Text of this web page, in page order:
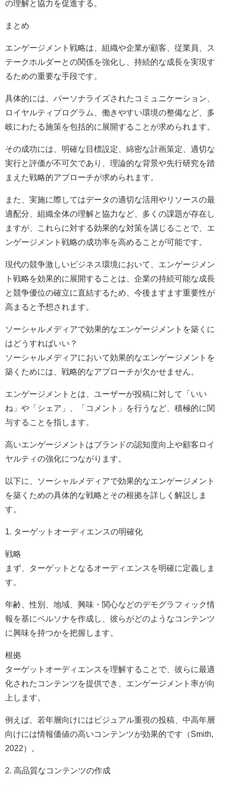
の理解と協力を促進する。
まとめ
エンゲージメント戦略は、組織や企業が顧客、従業員、ス
テークホルダーとの関係を強化し、持続的な成長を実現す
るための重要な手段です。
具体的には、パーソナライズされたコミュニケーション、
ロイヤルティプログラム、働きやすい環境の整備など、多
岐にわたる施策を包括的に展開することが求められます。
その成功には、明確な目標設定、綿密な計画策定、適切な
実行と評価が不可欠であり、理論的な背景や先行研究を踏
まえた戦略的アプローチが求められます。
また、実施に際してはデータの適切な活用やリソースの最
適配分、組織全体の理解と協力など、多くの課題が存在し
ますが、これらに対する効果的な対策を講じることで、エ
ンゲージメント戦略の成功率を高めることが可能です。
現代の競争激しいビジネス環境において、エンゲージメン
ト戦略を効果的に展開することは、企業の持続可能な成長
と競争優位の確立に直結するため、今後ますます重要性が
高まると予想されます。
ソーシャルメディアで効果的なエンゲージメントを築くに
はどうすればいい？
ソーシャルメディアにおいて効果的なエンゲージメントを
築くためには、戦略的なアプローチが欠かせません。
エンゲージメントとは、ユーザーが投稿に対して「いい
ね」や「シェア」、「コメント」を行うなど、積極的に関
与することを指します。
高いエンゲージメントはブランドの認知度向上や顧客ロイ
ヤルティの強化につながります。
以下に、ソーシャルメディアで効果的なエンゲージメント
を築くための具体的な戦略とその根拠を詳しく解説しま
す。
1. ターゲットオーディエンスの明確化
戦略
まず、ターゲットとなるオーディエンスを明確に定義しま
す。
年齢、性別、地域、興味・関心などのデモグラフィック情
報を基にペルソナを作成し、彼らがどのようなコンテンツ
に興味を持つかを把握します。
根拠
ターゲットオーディエンスを理解することで、彼らに最適
化されたコンテンツを提供でき、エンゲージメント率が向
上します。
例えば、若年層向けにはビジュアル重視の投稿、中高年層
向けには情報価値の高いコンテンツが効果的です（Smith,
2022）。
2. 高品質なコンテンツの作成